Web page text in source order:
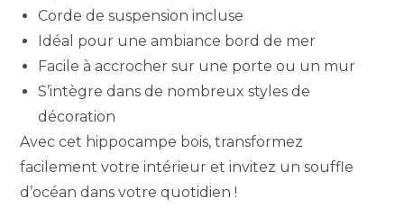
Corde de suspension incluse
Idéal pour une ambiance bord de mer
Facile à accrocher sur une porte ou un mur
S’intègre dans de nombreux styles de
décoration
Avec cet hippocampe bois, transformez
facilement votre intérieur et invitez un souffle
d’océan dans votre quotidien !